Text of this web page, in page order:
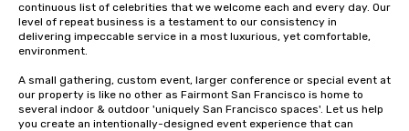
continuous list of celebrities that we welcome each and every day. Our
level of repeat business is a testament to our consistency in
delivering impeccable service in a most luxurious, yet comfortable,
environment.
A small gathering, custom event, larger conference or special event at
our property is like no other as Fairmont San Francisco is home to
several indoor & outdoor 'uniquely San Francisco spaces'. Let us help
you create an intentionally-designed event experience that can